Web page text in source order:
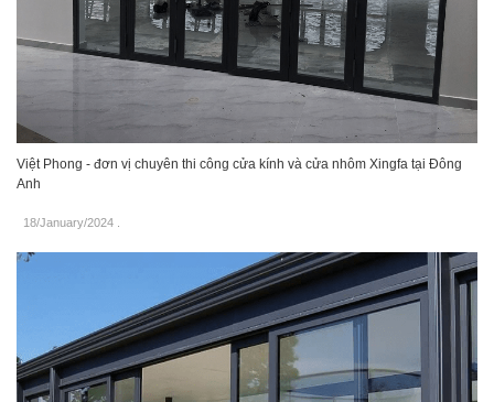
Việt Phong - đơn vị chuyên thi công cửa kính và cửa nhôm Xingfa tại Đông
Anh
18/January/2024